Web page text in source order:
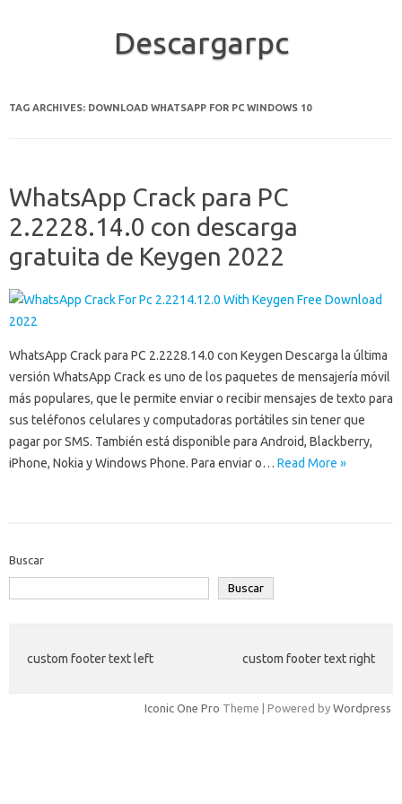
Descargarpc
TAG ARCHIVES: DOWNLOAD WHATSAPP FOR PC WINDOWS 10
WhatsApp Crack para PC
2.2228.14.0 con descarga
gratuita de Keygen 2022
WhatsApp Crack para PC 2.2228.14.0 con Keygen Descarga la última
versión WhatsApp Crack es uno de los paquetes de mensajería móvil
más populares, que le permite enviar o recibir mensajes de texto para
sus teléfonos celulares y computadoras portátiles sin tener que
pagar por SMS. También está disponible para Android, Blackberry,
iPhone, Nokia y Windows Phone. Para enviar o… Read More »
Buscar
Buscar
custom footer text left custom footer text right
Iconic One Pro Theme | Powered by Wordpress